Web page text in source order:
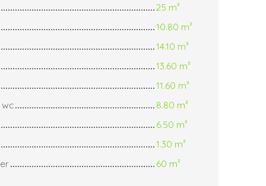
25 m²
10.80 m²
14.10 m²
13.60 m²
11.60 m²
wc
8.80 m²
6.50 m²
1.30 m²
60 m²